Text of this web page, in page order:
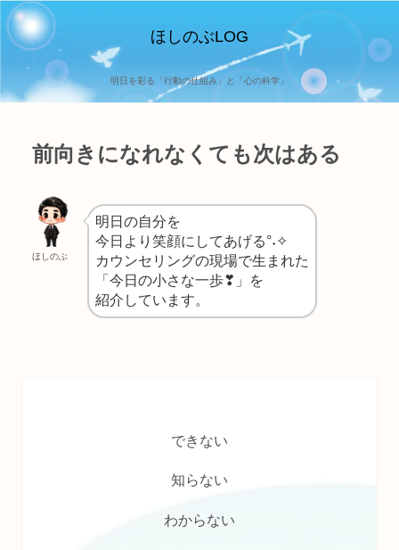
ほしのぶLOG
明日を彩る「行動の仕組み」と「心の科学」
前向きになれなくても次はある
ほしのぶ
明日の自分を
今日より笑顔にしてあげる°˖✧
カウンセリングの現場で生まれた
「今日の小さな一歩❣」を
紹介しています。
できない
知らない
わからない